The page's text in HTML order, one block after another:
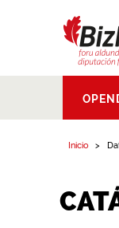
Aldundia
Foral de
Inicio